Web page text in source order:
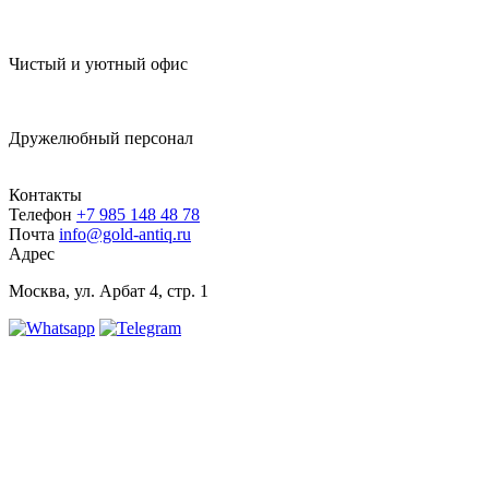
Чистый и уютный офис
Дружелюбный персонал
Контакты
Телефон +7 985 148 48 78
Почта info@gold-antiq.ru
Адрес
Москва, ул. Арбат 4, стр. 1